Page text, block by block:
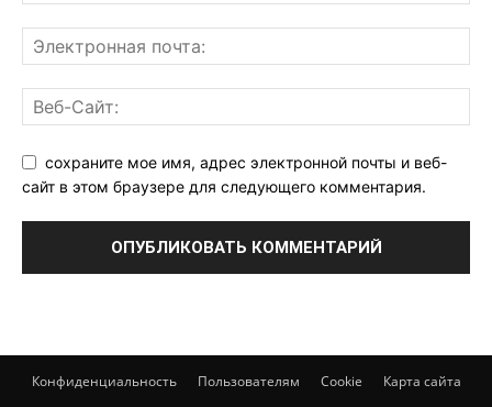
сохраните мое имя, адрес электронной почты и веб-
сайт в этом браузере для следующего комментария.
Конфиденциальность Пользователям Cookie Карта сайта